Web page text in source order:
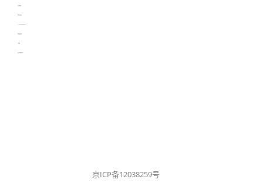
京ICP备12038259号